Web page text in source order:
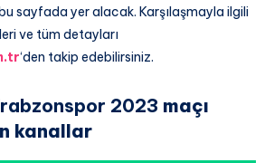
sayfada yer alacak. Karşılaşmayla ilgili
ve tüm detayları
‘den takip edebilirsiniz.
2023 maçı
kanallar